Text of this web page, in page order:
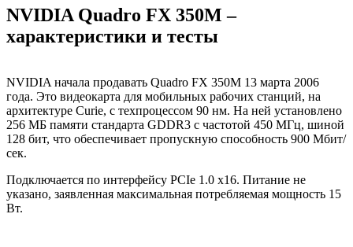
NVIDIA Quadro FX 350M –
характеристики и тесты
NVIDIA начала продавать Quadro FX 350M 13 марта 2006
года. Это видеокарта для мобильных рабочих станций, на
архитектуре Curie, с техпроцессом 90 нм. На ней установлено
256 МБ памяти стандарта GDDR3 с частотой 450 МГц, шиной
128 бит, что обеспечивает пропускную способность 900 Мбит/
сек.
Подключается по интерфейсу PCIe 1.0 x16. Питание не
указано, заявленная максимальная потребляемая мощность 15
Вт.